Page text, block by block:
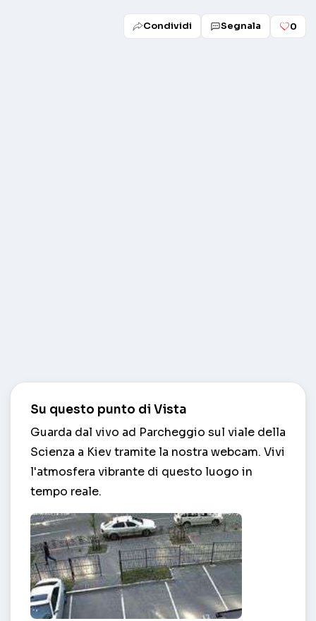
Condividi Segnala 0
Su questo punto di Vista
Guarda dal vivo ad Parcheggio sul viale della
Scienza a Kiev tramite la nostra webcam. Vivi
l'atmosfera vibrante di questo luogo in
tempo reale.